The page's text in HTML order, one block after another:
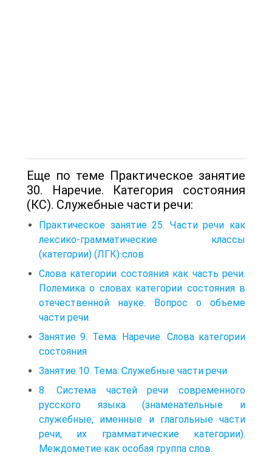
Еще по теме Практическое занятие
30. Наречие. Категория состояния
(КС). Служебные части речи:
Практическое занятие 25. Части речи как
лексико-грамматические классы
(категории) (ЛГК) слов
Слова категории состояния как часть речи.
Полемика о словах категории состояния в
отечественной науке. Вопрос о объеме
части речи.
Занятие 9. Тема: Наречие. Слова категории
состояния
Занятие 10. Тема: Служебные части речи
8. Система частей речи современного
русского языка (знаменательные и
служебные, именные и глагольные части
речи, их грамматические категории).
Междометие как особая группа слов.